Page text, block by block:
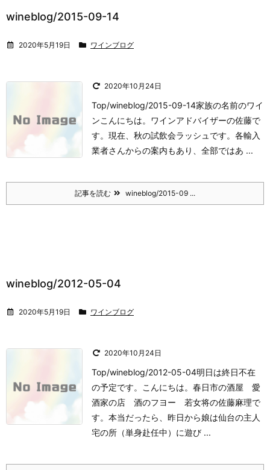
wineblog/2015-09-14
2020年5月19日 ワインブログ
2020年10月24日
Top/wineblog/2015-09-14家族の名前のワイ
ンこんにちは。 ワインアドバイザーの佐藤で
す。現在、秋の試飲会ラッシュです。各輸入
業者さんからの案内もあり、全部ではあ ...
記事を読む wineblog/2015-09 ...
wineblog/2012-05-04
2020年5月19日 ワインブログ
2020年10月24日
Top/wineblog/2012-05-04明日は終日不在
の予定です。 こんにちは。春日市の酒屋 愛
酒家の店 酒のフヨー 若女将の佐藤麻理で
す。本当だったら、昨日から娘は仙台の主人
宅の所（単身赴任中）に遊び ...